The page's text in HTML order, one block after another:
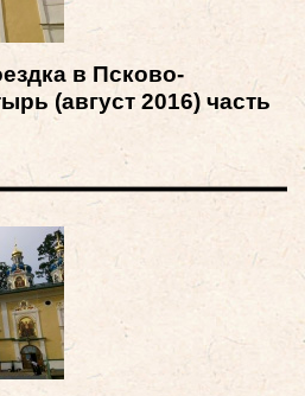
в Псково-
(август 2016) часть